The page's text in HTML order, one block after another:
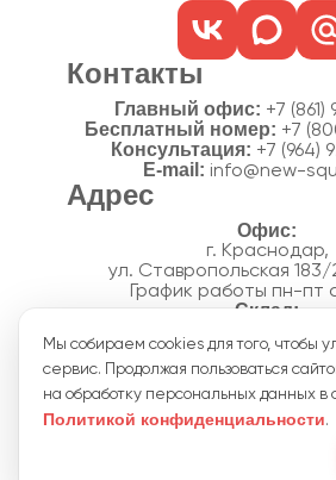
Контакты
Главный офис: +7
Бесплатный номер: +7
Консультация: +7 (964)
E-mail: info@new-
Адрес
г. Краснодар,
ул. Ставропольская 183/
График работы пн-пт
п. Новознаменский,
График работы склада
Акции
Политика
Согласие на обработку
Пользовательское
Мы собираем cookies для того, чтобы
сервис. Продолжая пользоваться
на обработку персональных данных в
Политикой конфиденциальности.